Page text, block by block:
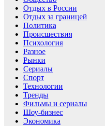
Отдых в России
Отдых за границей
Политика
Происшествия
Психология
Разное
Рынки
Сериалы
Спорт
Технологии
Тренды
Фильмы и сериалы
Шоу-бизнес
Экономика